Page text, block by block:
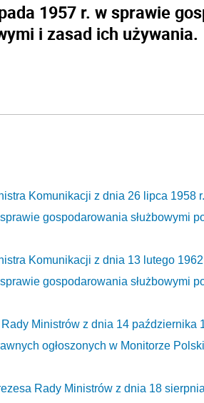
1957 r. w sprawie
i zasad ich używania.
Komunikacji z dnia 26 lipca 1958
gospodarowania służbowymi
Komunikacji z dnia 13 lutego
gospodarowania służbowymi
Rady Ministrów z dnia 14
ogłoszonych w Monitorze
Rady Ministrów z dnia 18